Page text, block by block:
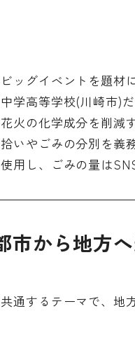
ッグイベントを題
学高等学校(川崎市)
火の化学成分を削減
いやごみの分別を義
用し、ごみの量は
市から地方
通するテーマで、地